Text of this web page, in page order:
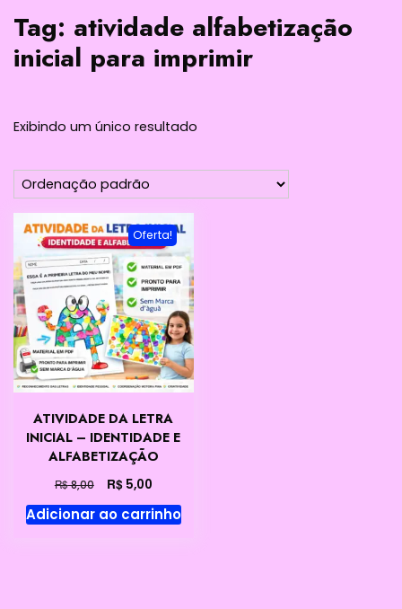
Tag: atividade alfabetização
inicial para imprimir
Exibindo um único resultado
Oferta!
ATIVIDADE DA LETRA
INICIAL – IDENTIDADE E
ALFABETIZAÇÃO
R$8,00
preço
original
R$5,00O
preço
atual
Adicionar ao carrinho